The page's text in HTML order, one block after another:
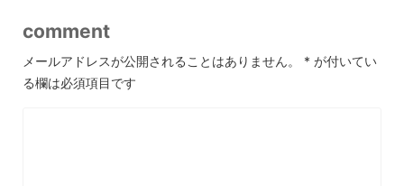
comment
メールアドレスが公開されることはありません。 * が付いてい
る欄は必須項目です